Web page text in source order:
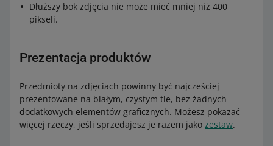
Dłuższy bok zdjęcia nie może mieć mniej niż 400
pikseli.
Prezentacja produktów
Przedmioty na zdjęciach powinny być najcześciej
prezentowane na białym, czystym tle, bez żadnych
dodatkowych elementów graficznych. Możesz pokazać
więcej rzeczy, jeśli sprzedajesz je razem jako zestaw.